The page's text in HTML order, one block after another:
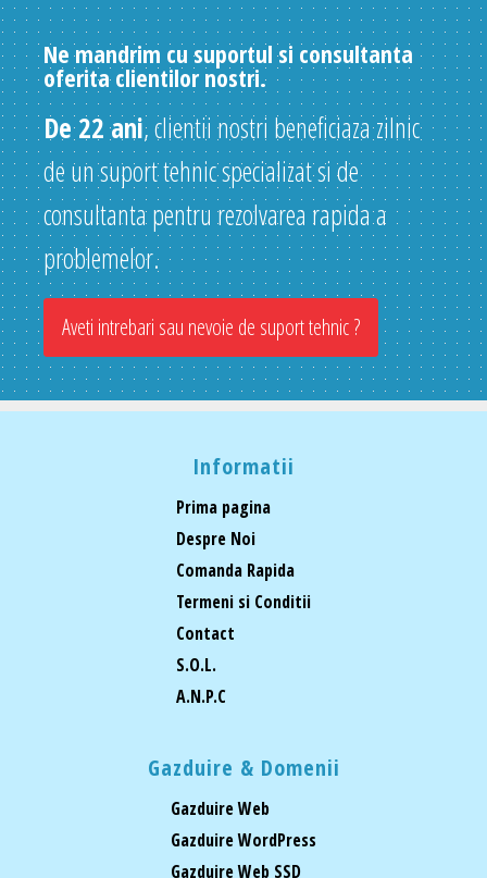
Ne mandrim cu suportul si consultanta
oferita clientilor nostri.
De 22 ani, clientii nostri beneficiaza zilnic
de un suport tehnic specializat si de
consultanta pentru rezolvarea rapida a
problemelor.
Aveti intrebari sau nevoie de suport tehnic ?
Informatii
Prima pagina
Despre Noi
Comanda Rapida
Termeni si Conditii
Contact
S.O.L.
A.N.P.C
Gazduire & Domenii
Gazduire Web
Gazduire WordPress
Gazduire Web SSD